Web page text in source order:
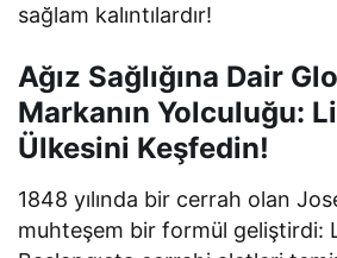
sağlam kalıntılardır!
Ağız Sağlığına Dair
Markanın Yolculuğu:
Ülkesini Keşfedin!
1848 yılında bir cerrah olan
muhteşem bir formül geliştirdi: